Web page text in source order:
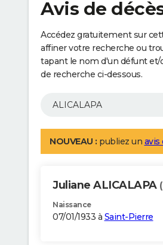
Avis de
Accédez gratuitement sur
affiner votre recherche ou
tapant le nom d'un défunt
de recherche ci-dessous.
NOUVEAU : publiez un avis
Juliane ALICALAPA
Naissance
07/01/1933 à Saint-Pierre